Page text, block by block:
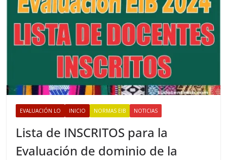
EVALUACIÓN LO INICIO NORMAS EIB NOTICIAS
Lista de INSCRITOS para la
Evaluación de dominio de la